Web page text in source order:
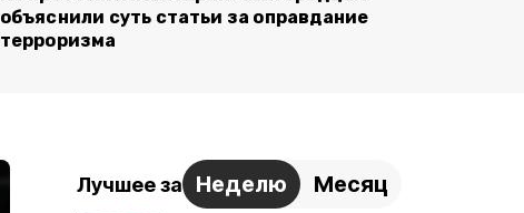
объяснили суть статьи за оправдание
терроризма
Лучшее за Неделю Месяц